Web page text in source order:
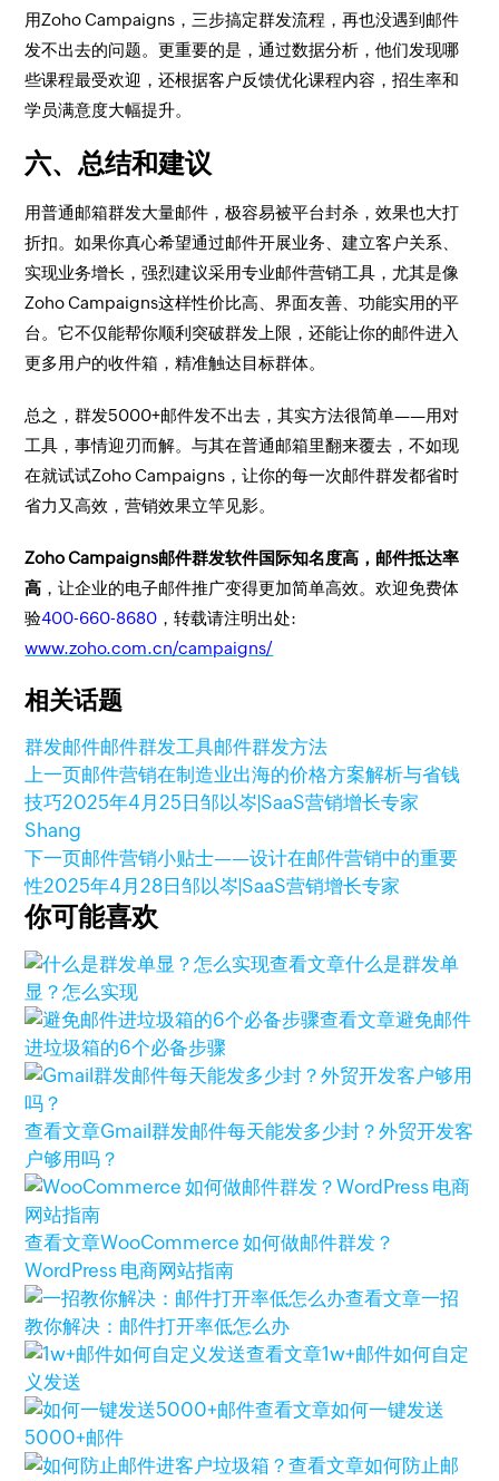
用Zoho Campaigns，三步搞定群发流程，再也没遇到邮件
发不出去的问题。更重要的是，通过数据分析，他们发现哪
些课程最受欢迎，还根据客户反馈优化课程内容，招生率和
学员满意度大幅提升。
六、总结和建议
用普通邮箱群发大量邮件，极容易被平台封杀，效果也大打
折扣。如果你真心希望通过邮件开展业务、建立客户关系、
实现业务增长，强烈建议采用专业邮件营销工具，尤其是像
Zoho Campaigns这样性价比高、界面友善、功能实用的平
台。它不仅能帮你顺利突破群发上限，还能让你的邮件进入
更多用户的收件箱，精准触达目标群体。
总之，群发5000+邮件发不出去，其实方法很简单——用对
工具，事情迎刃而解。与其在普通邮箱里翻来覆去，不如现
在就试试Zoho Campaigns，让你的每一次邮件群发都省时
省力又高效，营销效果立竿见影。
Zoho Campaigns邮件群发软件国际知名度高，邮件抵达率
高 ，让企业的电子邮件推广变得更加简单高效。欢迎免费体
验400-660-8680 ，转载请注明出处:
www.zoho.com.cn/campaigns/
相关话题
群发邮件邮件群发工具邮件群发方法
上一页邮件营销在制造业出海的价格方案解析与省钱
技巧2025年4月25日邹以岑|SaaS营销增长专家
Shang
下一页邮件营销小贴士——设计在邮件营销中的重要
性2025年4月28日邹以岑|SaaS营销增长专家
你可能喜欢
查看文章什么是群发单
显？怎么实现
查看文章避免邮件
进垃圾箱的6个必备步骤
查看文章Gmail群发邮件每天能发多少封？外贸开发客
户够用吗？
查看文章WooCommerce 如何做邮件群发？
WordPress 电商网站指南
查看文章一招
教你解决：邮件打开率低怎么办
查看文章1w+邮件如何自定
义发送
查看文章如何一键发送
5000+邮件
查看文章如何防止邮